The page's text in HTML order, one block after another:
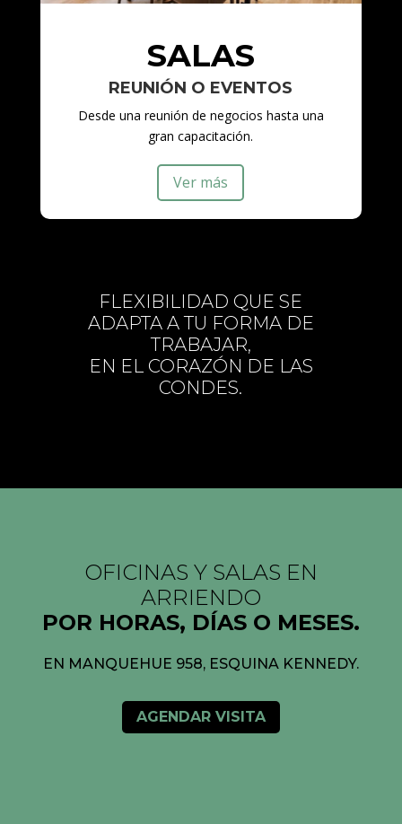
SALAS
REUNIÓN O EVENTOS
Desde una reunión de negocios hasta una
gran capacitación.
Ver más
FLEXIBILIDAD QUE SE
ADAPTA A TU FORMA DE
TRABAJAR,
EN EL CORAZÓN DE LAS
CONDES.
OFICINAS Y SALAS EN
ARRIENDO
POR HORAS, DÍAS O MESES.
EN MANQUEHUE 958, ESQUINA KENNEDY.
AGENDAR VISITA